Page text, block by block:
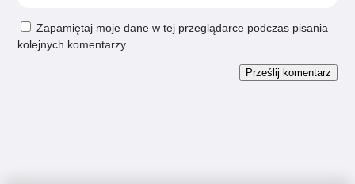
Zapamiętaj moje dane w tej przeglądarce podczas pisania
kolejnych komentarzy.
Prześlij komentarz